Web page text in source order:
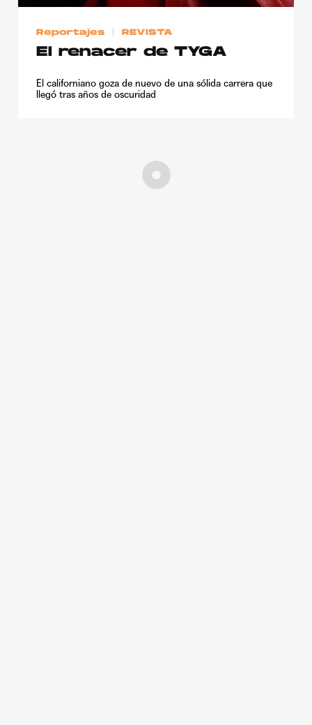
Reportajes REVISTA
El renacer de TYGA
El californiano goza de nuevo de una sólida carrera que
llegó tras años de oscuridad